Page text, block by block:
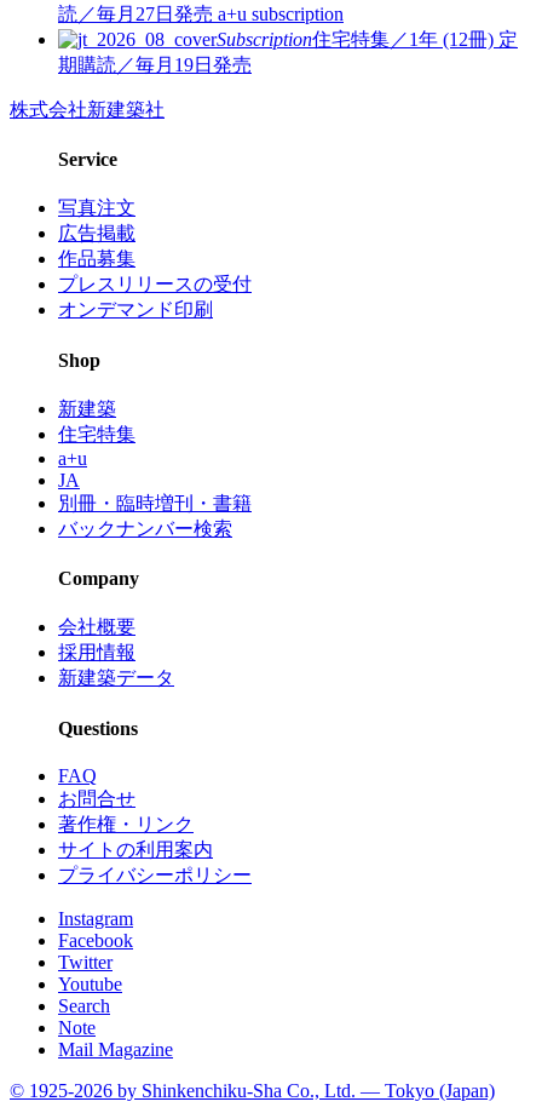
読／毎月27日発売 a+u subscription
Subscription住宅特集／1年 (12冊) 定
期購読／毎月19日発売
株式会社新建築社
Service
写真注文
広告掲載
作品募集
プレスリリースの受付
オンデマンド印刷
Shop
新建築
住宅特集
a+u
JA
別冊・臨時増刊・書籍
バックナンバー検索
Company
会社概要
採用情報
新建築データ
Questions
FAQ
お問合せ
著作権・リンク
サイトの利用案内
プライバシーポリシー
Instagram
Facebook
Twitter
Youtube
Search
Note
Mail Magazine
© 1925-2026 by Shinkenchiku-Sha Co., Ltd. — Tokyo (Japan)